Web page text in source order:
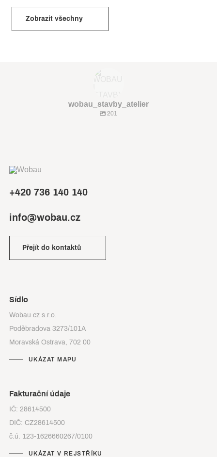
Zobrazit všechny
wobau_stavby_atelier
201
+420 736 140 140
info@wobau.cz
Přejít do kontaktů
Sídlo
Wobau cz s.r.o.
Poděbradova 3273/101A
Moravská Ostrava, 702 00
UKÁZAT MAPU
Fakturační údaje
IČ: 28614500
DIČ: CZ28614500
č.ú. 123-1626660267/0100
UKÁZAT V REJSTŘÍKU